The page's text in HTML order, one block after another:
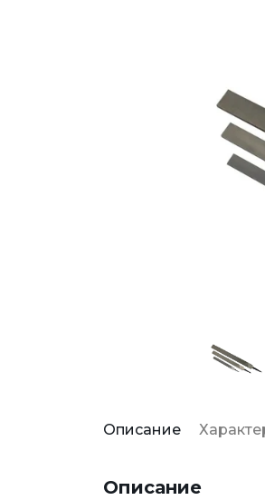
Описание
Описание